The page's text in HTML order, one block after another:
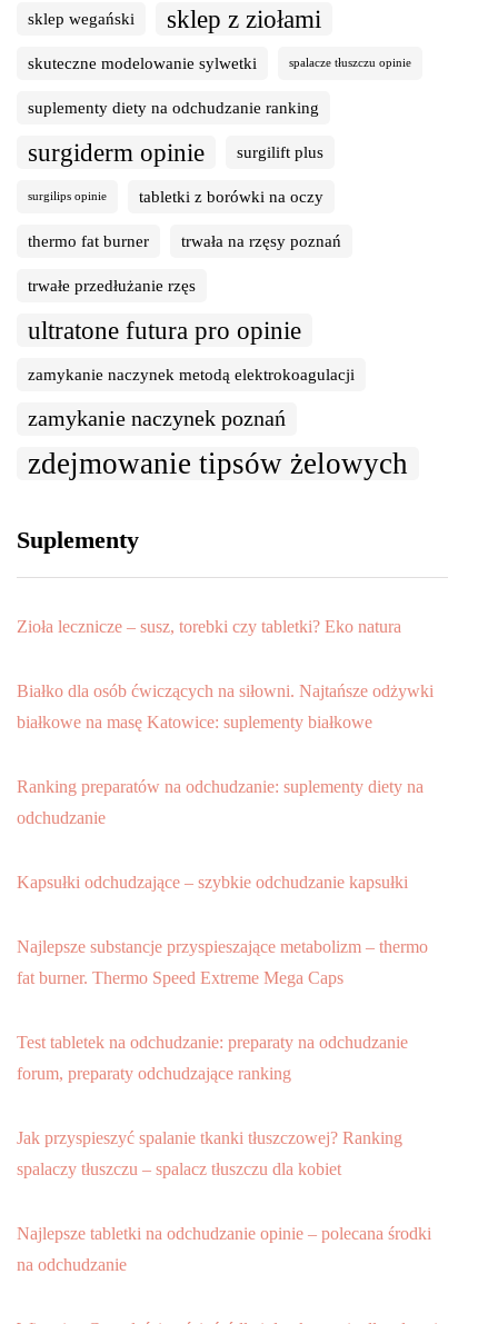
sklep wegański sklep z ziołami
skuteczne modelowanie sylwetki spalacze tłuszczu opinie
suplementy diety na odchudzanie ranking
surgiderm opinie surgilift plus
surgilips opinie tabletki z borówki na oczy
thermo fat burner trwała na rzęsy poznań
trwałe przedłużanie rzęs
ultratone futura pro opinie
zamykanie naczynek metodą elektrokoagulacji
zamykanie naczynek poznań
zdejmowanie tipsów żelowych
Suplementy
Zioła lecznicze – susz, torebki czy tabletki? Eko natura
Białko dla osób ćwiczących na siłowni. Najtańsze odżywki
białkowe na masę Katowice: suplementy białkowe
Ranking preparatów na odchudzanie: suplementy diety na
odchudzanie
Kapsułki odchudzające – szybkie odchudzanie kapsułki
Najlepsze substancje przyspieszające metabolizm – thermo
fat burner. Thermo Speed Extreme Mega Caps
Test tabletek na odchudzanie: preparaty na odchudzanie
forum, preparaty odchudzające ranking
Jak przyspieszyć spalanie tkanki tłuszczowej? Ranking
spalaczy tłuszczu – spalacz tłuszczu dla kobiet
Najlepsze tabletki na odchudzanie opinie – polecana środki
na odchudzanie